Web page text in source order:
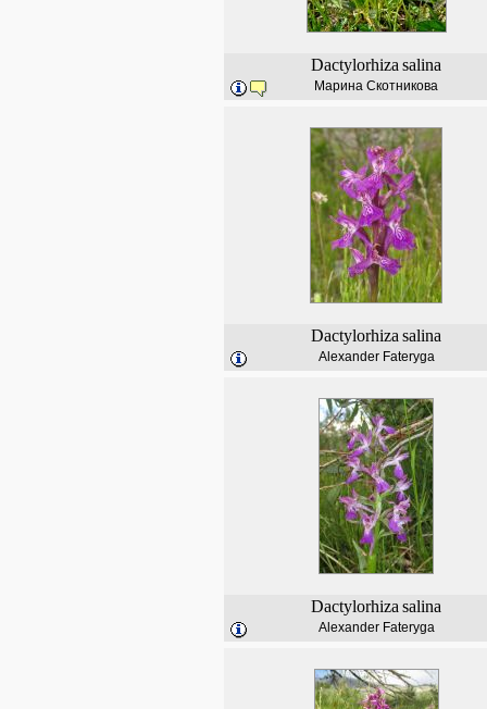
Dactylorhiza salina
Марина Скотникова
Dactylorhiza salina
Alexander Fateryga
Dactylorhiza salina
Alexander Fateryga